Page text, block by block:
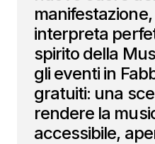
interpreta
spirito della
gli eventi in
gratuiti: una
rendere la
accessibile,